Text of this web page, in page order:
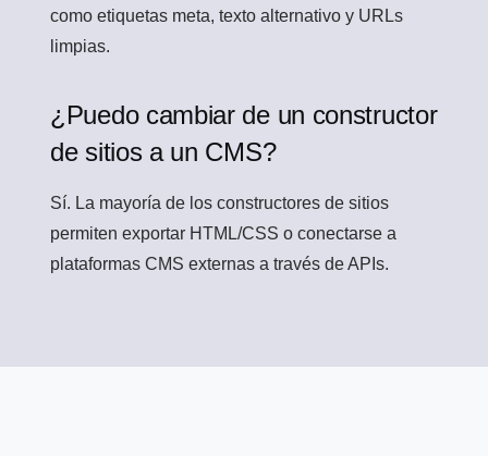
como etiquetas meta, texto alternativo y URLs
limpias.
¿Puedo cambiar de un constructor
de sitios a un CMS?
Sí. La mayoría de los constructores de sitios
permiten exportar HTML/CSS o conectarse a
plataformas CMS externas a través de APIs.